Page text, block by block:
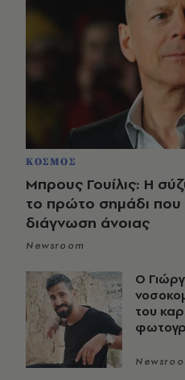
ΚΟΣΜΟΣ
Μπρους Γουίλις: Η
το πρώτο σημάδι
διάγνωση άνοιας
Newsroom
O
του